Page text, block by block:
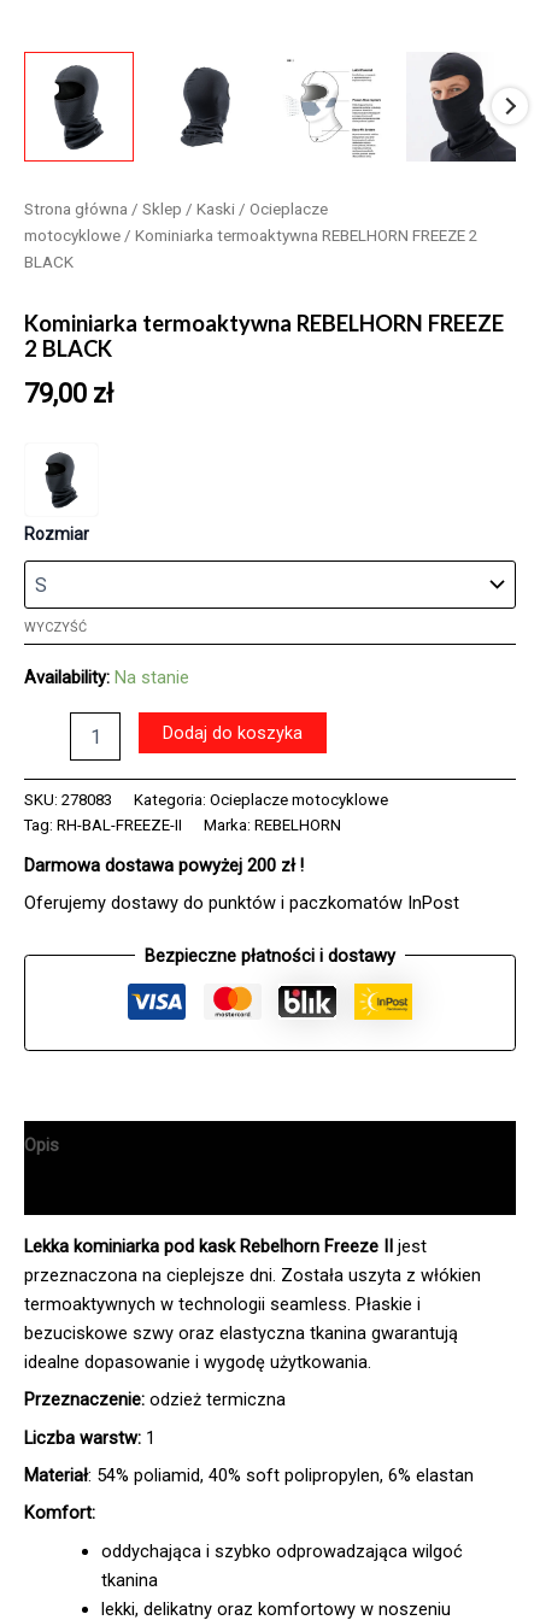
Strona główna / Sklep / Kaski / Ocieplacze
motocyklowe / Kominiarka termoaktywna REBELHORN FREEZE 2
BLACK
Kominiarka termoaktywna REBELHORN FREEZE
2 BLACK
79,00 zł
Rozmiar
WYCZYŚĆ
Availability: Na stanie
Kominiarka
REBELHORN
FREEZE
BLACK
Dodaj do koszyka
SKU: 278083 Kategoria: Ocieplacze motocyklowe
Tag: RH-BAL-FREEZE-II Marka: REBELHORN
Darmowa dostawa powyżej 200 zł !
Oferujemy dostawy do punktów i paczkomatów InPost
Bezpieczne płatności i dostawy
Opis
Lekka kominiarka pod kask Rebelhorn Freeze II jest
przeznaczona na cieplejsze dni. Została uszyta z włókien
termoaktywnych w technologii seamless. Płaskie i
bezuciskowe szwy oraz elastyczna tkanina gwarantują
idealne dopasowanie i wygodę użytkowania.
Przeznaczenie: odzież termiczna
Liczba warstw: 1
Materiał: 54% poliamid, 40% soft polipropylen, 6% elastan
Komfort:
oddychająca i szybko odprowadzająca wilgoć
tkanina
lekki, delikatny oraz komfortowy w noszeniu